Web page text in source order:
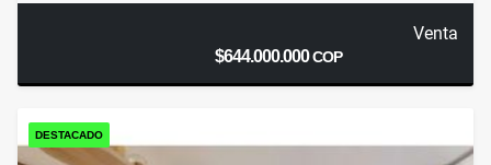
Venta
$644.000.000COP
DESTACADO